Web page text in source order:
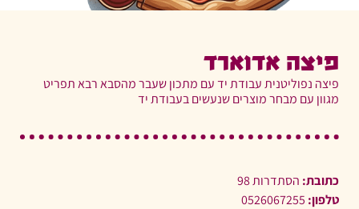
פיצה אדוארד
פיצה נפוליטנית עבודת יד עם מתכון שעבר מהסבא רבא תפריט
מגוון עם מבחר מוצרים שנעשים בעבודת יד
כתובת: הסתדרות 98
טלפון: